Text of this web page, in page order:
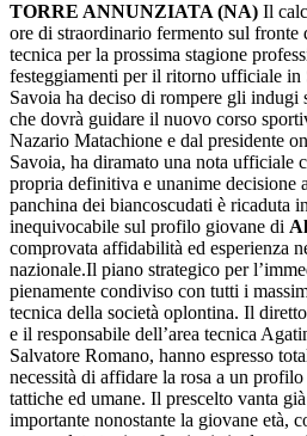
TORRE ANNUNZIATA (NA) Il
ore di straordinario fermento sul fronte
tecnica per la prossima stagione
festeggiamenti per il ritorno ufficiale in
Savoia ha deciso di rompere gli indugi
che dovrà guidare il nuovo corso
Nazario Matachione e dal presidente
Savoia, ha diramato una nota ufficiale
propria definitiva e unanime decisione
panchina dei biancoscudati è ricaduta
inequivocabile sul profilo giovane di
comprovata affidabilità ed esperienza
nazionale.Il piano strategico per
pienamente condiviso con tutti i
tecnica della società oplontina. Il
e il responsabile dell’area tecnica
Salvatore Romano, hanno espresso
necessità di affidare la rosa a un
tattiche ed umane. Il prescelto vanta
importante nonostante la giovane età,